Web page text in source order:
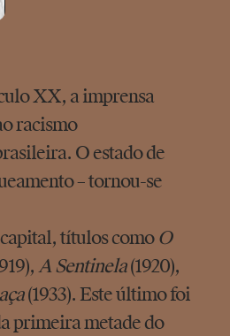
XX, a imprensa
racismo
O estado de
– tornou-se
títulos comoO
A Sentinela(1920),
(1933). Este último foi
primeira metade do